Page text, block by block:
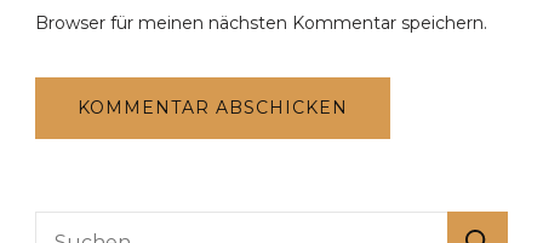
Browser für meinen nächsten Kommentar speichern.
Suchen